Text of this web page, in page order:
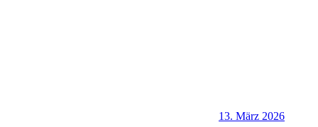
13. März 2026